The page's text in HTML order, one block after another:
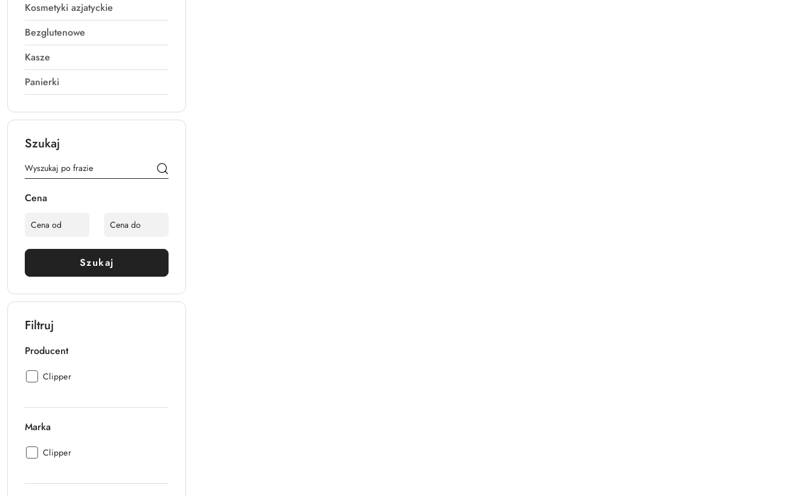
Kosmetyki azjatyckie
Bezglutenowe
Kasze
Panierki
Szukaj
Cena
Szukaj
Filtruj
Producent
Producent:
Clipper
Marka
Marka:
Clipper